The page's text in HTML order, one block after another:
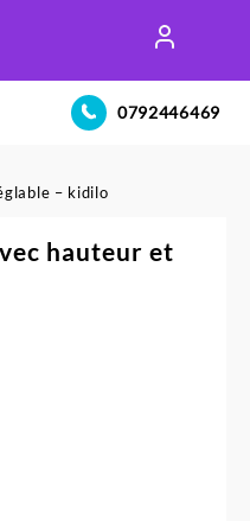
0792446469
– kidilo
hauteur et